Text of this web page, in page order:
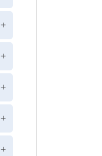
+
+
+
+
+